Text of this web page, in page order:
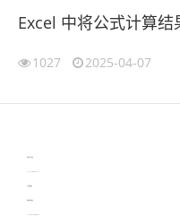
Excel 中将公式计算
1027 2025-04-07